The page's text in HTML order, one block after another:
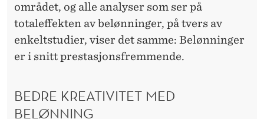
området, og alle analyser som ser på
totaleffekten av belønninger, på tvers av
enkeltstudier, viser det samme: Belønninger
er i snitt prestasjonsfremmende.
BEDRE KREATIVITET MED
BELØNNING